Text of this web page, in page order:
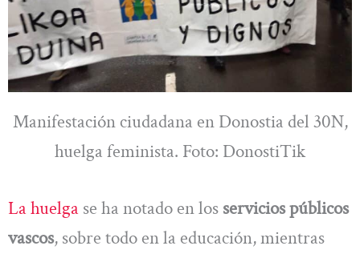
Manifestación ciudadana en Donostia del 30N,
huelga feminista. Foto: DonostiTik
La huelga se ha notado en los servicios públicos
vascos, sobre todo en la educación, mientras